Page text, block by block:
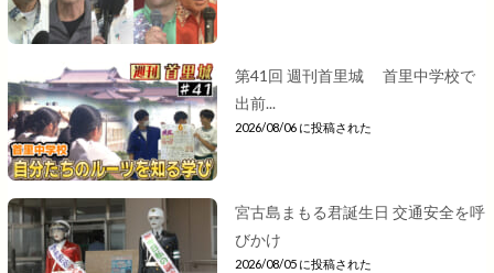
第41回 週刊首里城 首里中学校で
出前...
2026/08/06 に投稿された
宮古島まもる君誕生日 交通安全を呼
びかけ
2026/08/05 に投稿された